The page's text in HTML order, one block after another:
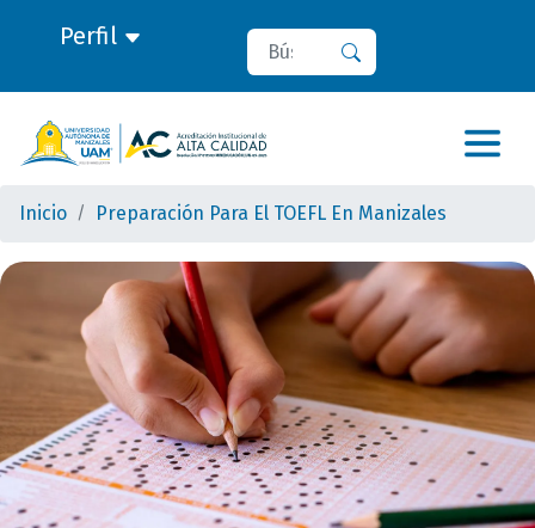
Perfil Buscar
Inicio Preparación Para El TOEFL En Manizales